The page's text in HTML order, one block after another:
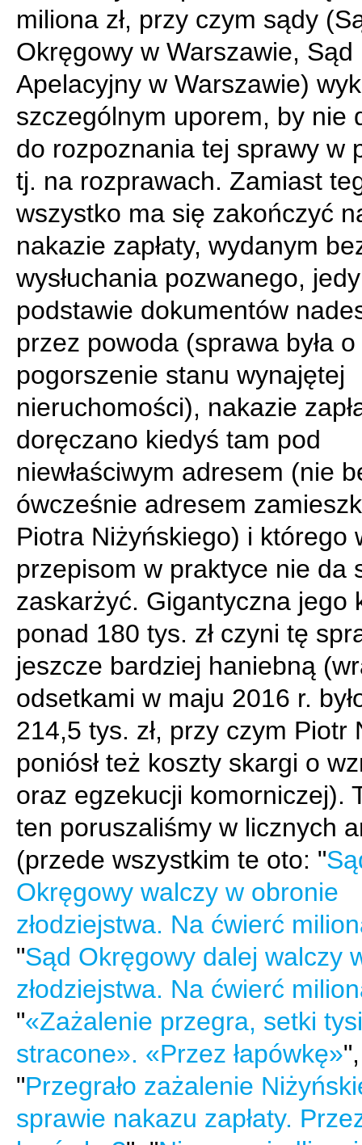
miliona zł, przy czym sądy
Okręgowy w Warszawie, Sąd
Apelacyjny w Warszawie)
szczególnym uporem, by nie
do rozpoznania tej sprawy w
tj. na rozprawach. Zamiast
wszystko ma się zakończyć
nakazie zapłaty, wydanym
wysłuchania pozwanego,
podstawie dokumentów
przez powoda (sprawa była o
pogorszenie stanu wynajętej
nieruchomości), nakazie
doręczano kiedyś tam pod
niewłaściwym adresem (nie
ówcześnie adresem
Piotra Niżyńskiego) i którego
przepisom w praktyce nie da
zaskarżyć. Gigantyczna jego
ponad 180 tys. zł czyni tę
jeszcze bardziej haniebną
odsetkami w maju 2016 r.
214,5 tys. zł, przy czym Piotr
poniósł też koszty skargi o
oraz egzekucji komorniczej).
ten poruszaliśmy w licznych
(przede wszystkim te oto: "
Okręgowy walczy w obronie
złodziejstwa. Na ćwierć
"Sąd Okręgowy dalej walczy
złodziejstwa. Na ćwierć
"«Zażalenie przegra, setki
stracone». «Przez łapówkę»",
"Przegrało zażalenie
sprawie nakazu zapłaty.